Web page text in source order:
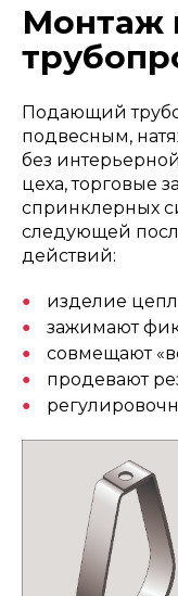
Монтаж
Подающий
подвесным,
без
цеха, торговые
спринклерных
следующей
действий:
изделие
зажимают
совмещают
продевают